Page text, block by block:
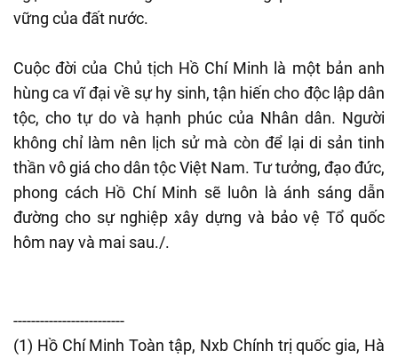
vững của đất nước.
Cuộc đời của Chủ tịch Hồ Chí Minh là một bản anh
hùng ca vĩ đại về sự hy sinh, tận hiến cho độc lập dân
tộc, cho tự do và hạnh phúc của Nhân dân. Người
không chỉ làm nên lịch sử mà còn để lại di sản tinh
thần vô giá cho dân tộc Việt Nam. Tư tưởng, đạo đức,
phong cách Hồ Chí Minh sẽ luôn là ánh sáng dẫn
đường cho sự nghiệp xây dựng và bảo vệ Tổ quốc
hôm nay và mai sau./.
-------------------------
(1) Hồ Chí Minh Toàn tập, Nxb Chính trị quốc gia, Hà